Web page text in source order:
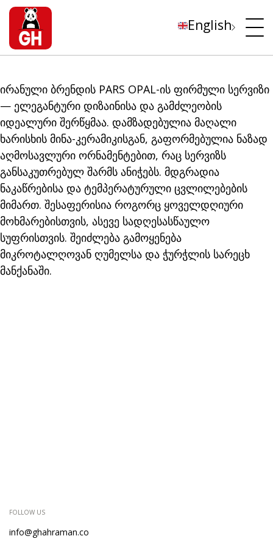
English
ირანული ბრენდის PARS OPAL-ის ფირმული სერვიზი
— ელეგანტური დიზაინისა და გამძლეობის
იდეალური შერწყმაა. დამზადებულია მაღალი
ხარისხის მინა-კერამიკისგან, გაფორმებულია ნაზად
აღმოსავლური ორნამენტებით, რაც სერვიზს
განსაკუთრებულ შარმს ანიჭებს. მდგრადია
ნაკაწრებისა და ტემპერატურული ცვლილებების
მიმართ. შესაფერისია როგორც ყოველდღიური
მოხმარებისთვის, ასევე სადღესასწაულო
სუფრისთვის. შეიძლება გამოყენება
მიკროტალღოვან ღუმელსა და ჭურჭლის სარეცხ
მანქანაში.
FOLLOW US
info@ghahraman.co